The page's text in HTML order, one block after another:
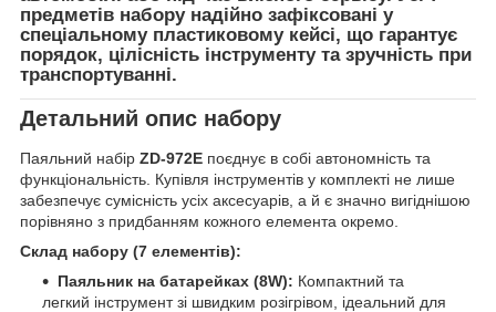
предметів набору надійно зафіксовані у
спеціальному пластиковому кейсі, що гарантує
порядок, цілісність інструменту та зручність при
транспортуванні.
Детальний опис набору
Паяльний набір ZD-972E поєднує в собі автономність та
функціональність. Купівля інструментів у комплекті не лише
забезпечує сумісність усіх аксесуарів, а й є значно вигіднішою
порівняно з придбанням кожного елемента окремо.
Склад набору (7 елементів):
Паяльник на батарейках (8W): Компактний та
легкий інструмент зі швидким розігрівом, ідеальний для